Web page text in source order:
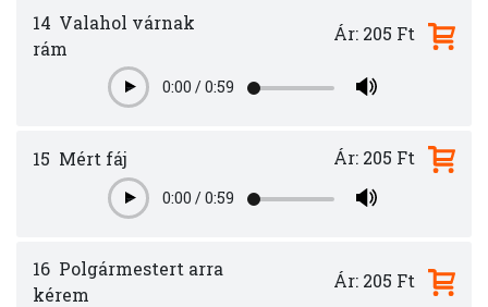
14 Valahol várnak
rám
Play0:00 /0:59
Ár: 205 Ft
15 Mért fáj
Play0:00 /0:59
Ár: 205 Ft
16 Polgármestert arra
kérem
Ár: 205 Ft